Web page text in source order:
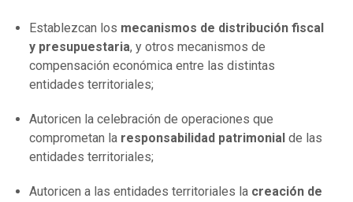
Establezcan los mecanismos de distribución fiscal
y presupuestaria, y otros mecanismos de
compensación económica entre las distintas
entidades territoriales;
Autoricen la celebración de operaciones que
comprometan la responsabilidad patrimonial de las
entidades territoriales;
Autoricen a las entidades territoriales la creación de